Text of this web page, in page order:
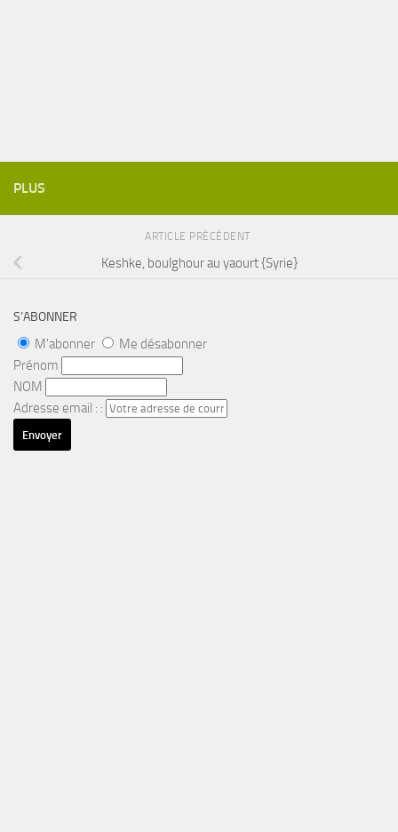
PLUS
ARTICLE PRÉCÉDENT
Keshke, boulghour au yaourt {Syrie}
S’ABONNER
M'abonner
Me désabonner
Prénom
NOM
Adresse email : :